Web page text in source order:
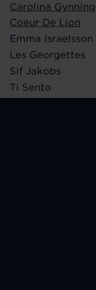
Carolina Gynning
Coeur De Lion
Emma Israelsson
Les Georgettes
Sif Jakobs
Ti Sento